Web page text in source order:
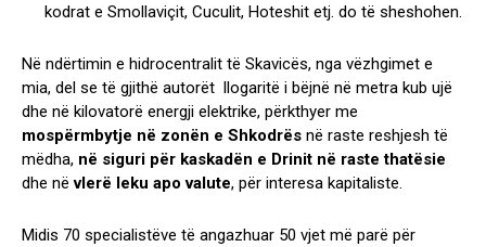
kodrat e Smollaviçit, Cuculit, Hoteshit etj. do të sheshohen.
Në ndërtimin e hidrocentralit të Skavicës, nga vëzhgimet e
mia, del se të gjithë autorët llogaritë i bëjnë në metra kub ujë
dhe në kilovatorë energji elektrike, përkthyer me
mospërmbytje në zonën e Shkodrës në raste reshjesh të
mëdha, në siguri për kaskadën e Drinit në raste thatësie
dhe nëvlerë leku apo valute, për interesa kapitaliste.
Midis 70 specialistëve të angazhuar 50 vjet më parë për